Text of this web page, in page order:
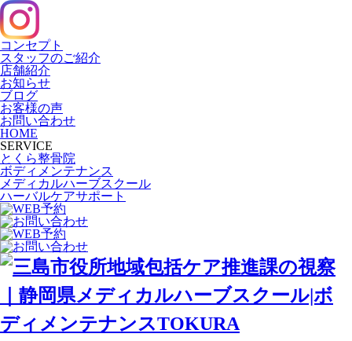
コンセプト
スタッフのご紹介
店舗紹介
お知らせ
ブログ
お客様の声
お問い合わせ
HOME
SERVICE
とくら整骨院
ボディメンテナンス
メディカルハーブスクール
ハーバルケアサポート